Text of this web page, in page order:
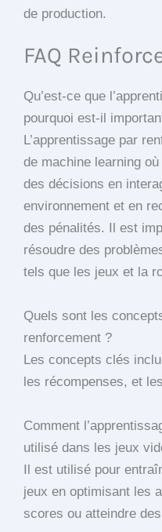
de production.
FAQ
Qu’est-ce que
pourquoi est-il
L’apprentissage par
de machine learning
des décisions en
environnement et en
des pénalités. Il est
résoudre des
tels que les jeux et la
Quels sont les
renforcement ?
Les concepts clés
les récompenses, et
Comment
utilisé dans les jeux
Il est utilisé pour
jeux en optimisant les
scores ou atteindre